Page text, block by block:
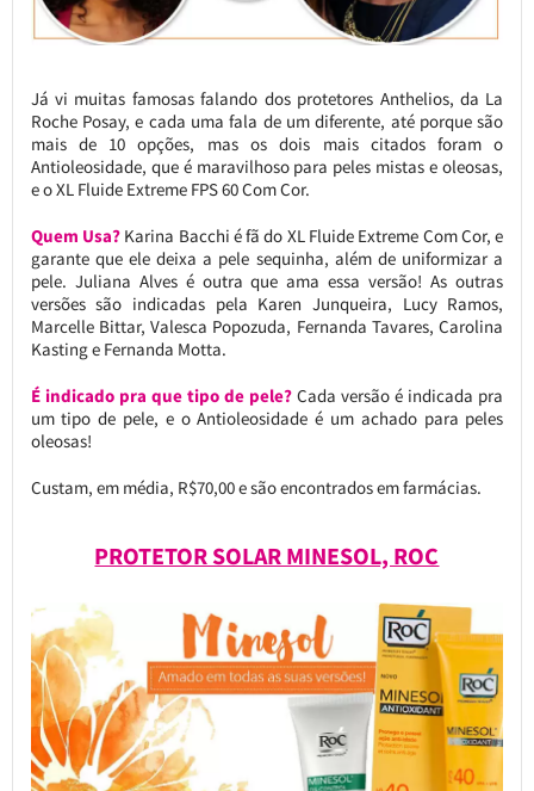
Já vi muitas famosas falando dos protetores Anthelios, da La
Roche Posay, e cada uma fala de um diferente, até porque são
mais de 10 opções, mas os dois mais citados foram o
Antioleosidade, que é maravilhoso para peles mistas e oleosas,
e o XL Fluide Extreme FPS 60 Com Cor.
Quem Usa?Karina Bacchi é fã do XL Fluide Extreme Com Cor, e
garante que ele deixa a pele sequinha, além de uniformizar a
pele. Juliana Alves é outra que ama essa versão! As outras
versões são indicadas pela Karen Junqueira, Lucy Ramos,
Marcelle Bittar, Valesca Popozuda, Fernanda Tavares, Carolina
Kasting e Fernanda Motta.
É indicado pra que tipo de pele? Cada versão é indicada pra
um tipo de pele, e o Antioleosidade é um achado para peles
oleosas!
Custam, em média, R$70,00 e são encontrados em farmácias.
PROTETOR SOLAR MINESOL, ROC